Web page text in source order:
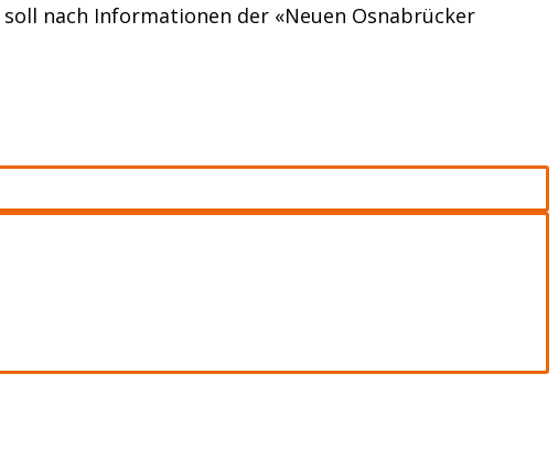
soll nach Informationen der «Neuen Osnabrücker